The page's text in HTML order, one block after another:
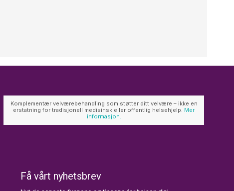
Komplementær velværebehandling som støtter ditt velvære – ikke en
erstatning for tradisjonell medisinsk eller offentlig helsehjelp. Mer
informasjon.
Få vårt nyhetsbrev